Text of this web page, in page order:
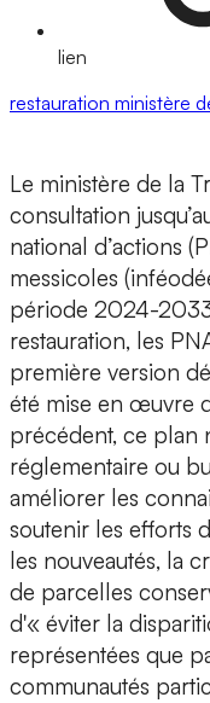
lien
restauration ministère
Le ministère de la
consultation
national d’actions
messicoles
période 2024-
restauration, les
première version
été mise en œuvre
précédent, ce plan
réglementaire ou
améliorer les
soutenir les efforts
les nouveautés, la
de parcelles
d'« éviter la
représentées que
communautés